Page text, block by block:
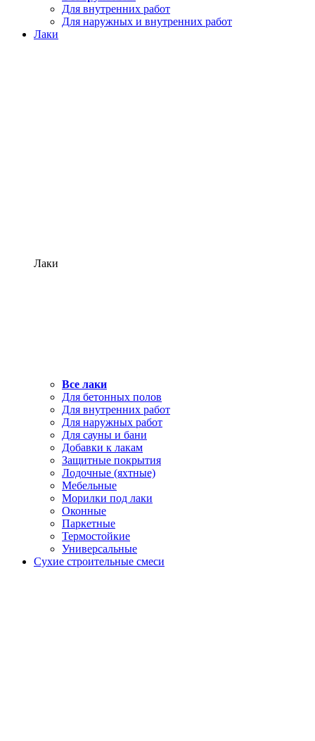
Для внутренних работ
Для наружных и внутренних работ
Лаки
Лаки
Все лаки
Для бетонных полов
Для внутренних работ
Для наружных работ
Для сауны и бани
Добавки к лакам
Защитные покрытия
Лодочные (яхтные)
Мебельные
Морилки под лаки
Оконные
Паркетные
Термостойкие
Универсальные
Сухие строительные смеси